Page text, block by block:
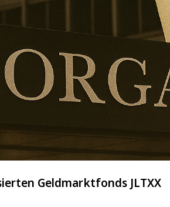
Geldmarktfonds JLTXX